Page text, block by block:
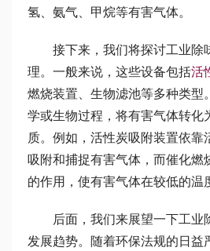
氢、氨气、甲烷等有害气体。
接下来，我们将探讨工业除
理。一般来说，这些设备包括活
燃烧装置、生物滤池等多种类型
学或生物过程，将有害气体转化
质。例如，活性炭吸附装置依靠
吸附和捕捉有害气体，而催化燃
的作用，使有害气体在较低的温
后面，我们来展望一下工业
发展趋势。随着环保法规的日益